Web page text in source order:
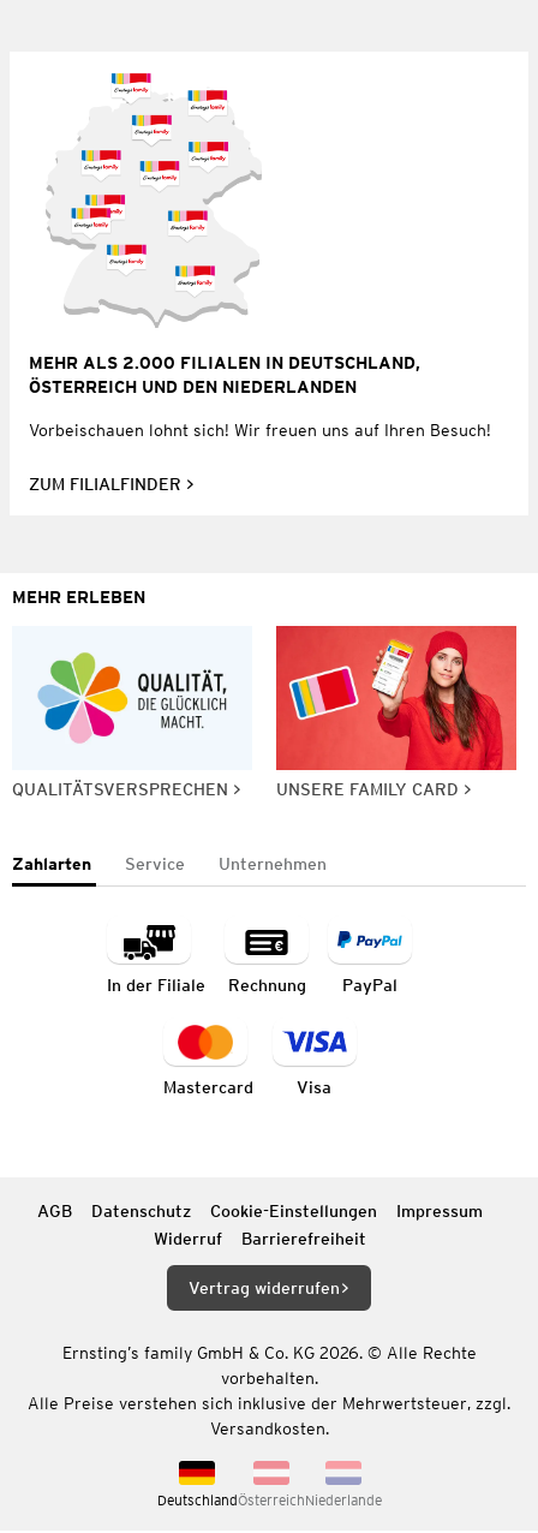
MEHR ALS 2.000 FILIALEN IN DEUTSCHLAND,
ÖSTERREICH UND DEN NIEDERLANDEN
Vorbeischauen lohnt sich! Wir freuen uns auf Ihren Besuch!
ZUM FILIALFINDER
MEHR ERLEBEN
QUALITÄTSVERSPRECHEN UNSERE FAMILY CARD
Zahlarten Service Unternehmen
In der Filiale Rechnung PayPal
Mastercard Visa
AGB Datenschutz Cookie-Einstellungen
Impressum
Widerruf
Barrierefreiheit
Vertrag widerrufen
Ernsting’s family GmbH & Co. KG 2026. © Alle Rechte
vorbehalten.
Alle Preise verstehen sich inklusive der Mehrwertsteuer, zzgl.
Versandkosten.
DeutschlandÖsterreichNiederlande